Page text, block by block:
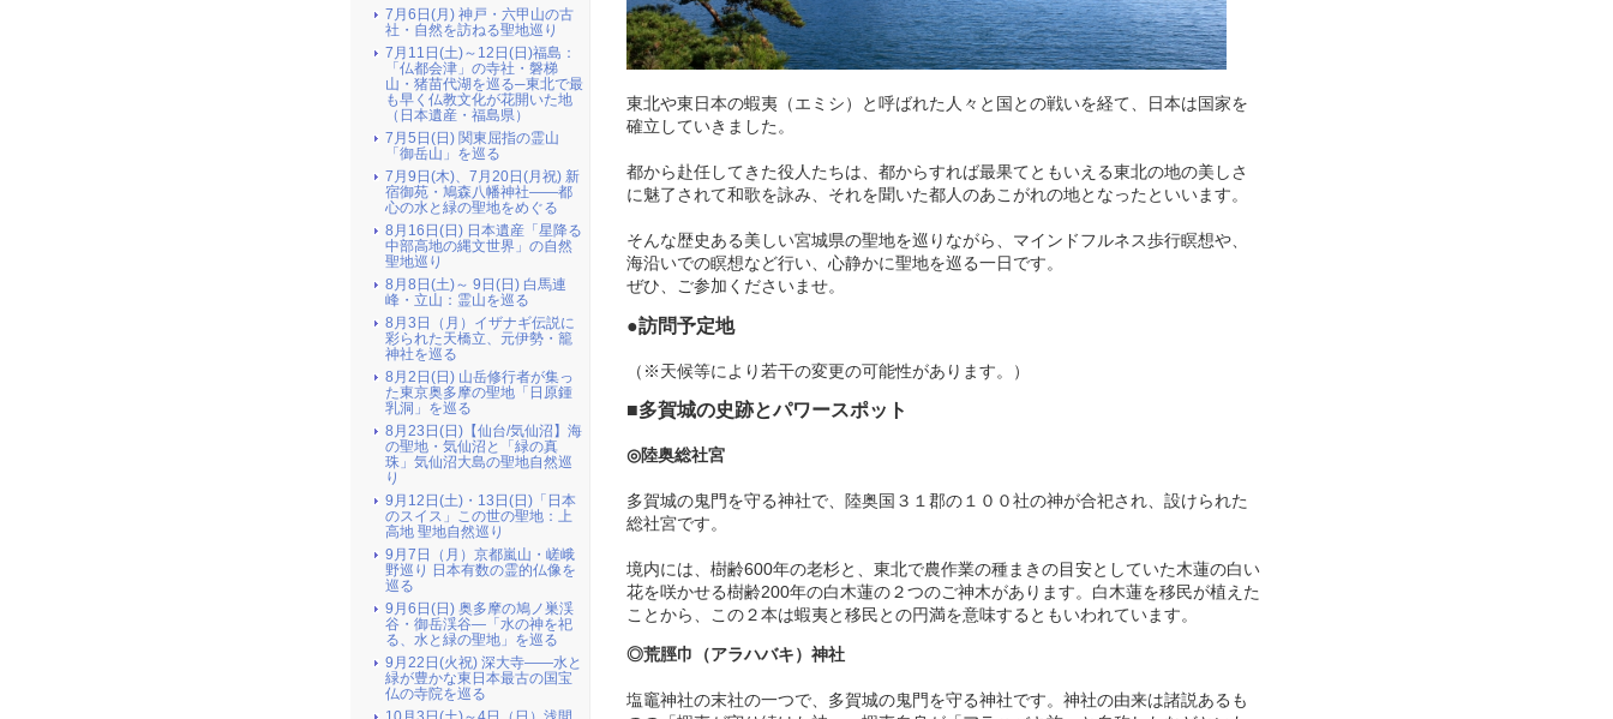
東北や東日本の蝦夷（エミシ）と呼ばれた人々と国との戦いを経て、日本は国家を
確立していきました。
都から赴任してきた役人たちは、都からすれば最果てともいえる東北の地の美しさ
に魅了されて和歌を詠み、それを聞いた都人のあこがれの地となったといいます。
そんな歴史ある美しい宮城県の聖地を巡りながら、マインドフルネス歩行瞑想や、
海沿いでの瞑想など行い、心静かに聖地を巡る一日です。
ぜひ、ご参加くださいませ。
●訪問予定地
（※天候等により若干の変更の可能性があります。）
■多賀城の史跡とパワースポット
◎陸奥総社宮
多賀城の鬼門を守る神社で、陸奥国３１郡の１００社の神が合祀され、設けられた
総社宮です。
境内には、樹齢600年の老杉と、東北で農作業の種まきの目安としていた木蓮の白い
花を咲かせる樹齢200年の白木蓮の２つのご神木があります。白木蓮を移民が植えた
ことから、この２本は蝦夷と移民との円満を意味するともいわれています。
◎荒脛巾（アラハバキ）神社
塩竈神社の末社の一つで、多賀城の鬼門を守る神社です。神社の由来は諸説あるも
7月6日(月) 神戸・六甲山の古
社・自然を訪ねる聖地巡り
7月11日(土)～12日(日)福島：
「仏都会津」の寺社・磐梯
山・猪苗代湖を巡る─東北で最
も早く仏教文化が花開いた地
（日本遺産・福島県）
7月5日(日) 関東屈指の霊山
「御岳山」を巡る
7月9日(木)、7月20日(月祝) 新
宿御苑・鳩森八幡神社――都
心の水と緑の聖地をめぐる
8月16日(日) 日本遺産「星降る
中部高地の縄文世界」の自然
聖地巡り
8月8日(土)～ 9日(日) 白馬連
峰・立山：霊山を巡る
8月3日（月）イザナギ伝説に
彩られた天橋立、元伊勢・籠
神社を巡る
8月2日(日) 山岳修行者が集っ
た東京奥多摩の聖地「日原鍾
乳洞」を巡る
8月23日(日)【仙台/気仙沼】海
の聖地・気仙沼と「緑の真
珠」気仙沼大島の聖地自然巡
り
9月12日(土)・13日(日)「日本
のスイス」この世の聖地：上
高地 聖地自然巡り
9月7日（月）京都嵐山・嵯峨
野巡り 日本有数の霊的仏像を
巡る
9月6日(日) 奥多摩の鳩ノ巣渓
谷・御岳渓谷―「水の神を祀
る、水と緑の聖地」を巡る
9月22日(火祝) 深大寺――水と
緑が豊かな東日本最古の国宝
仏の寺院を巡る